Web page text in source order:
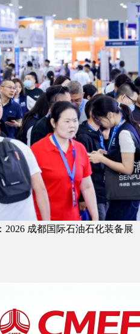
成都国际石油石化装备展